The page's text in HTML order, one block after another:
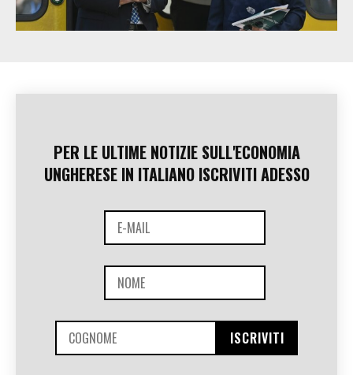
PER LE ULTIME NOTIZIE SULL'ECONOMIA
UNGHERESE IN ITALIANO ISCRIVITI ADESSO